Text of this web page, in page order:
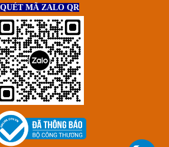
QUÉT MÃ ZALO QR